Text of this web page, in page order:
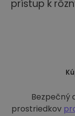
prístup k
Bezpečný
prostriedkov